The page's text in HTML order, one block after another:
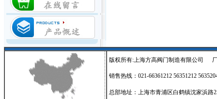
版权所有:上海方高阀门制造有限公司
销售热线：021-66361212 56351212
总部地址：上海市青浦区白鹤镇沈家浜